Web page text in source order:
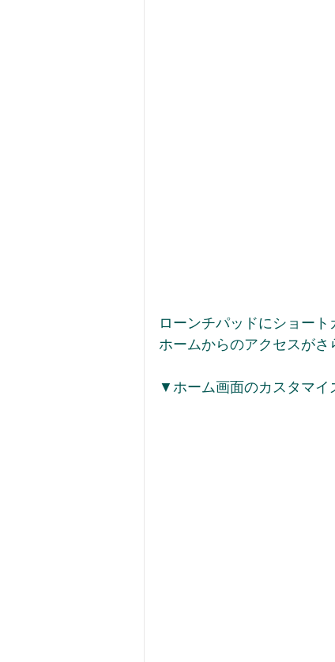
ローンチパッドにショート
ホームからのアクセスがさ
▼ホーム画面のカスタマイ